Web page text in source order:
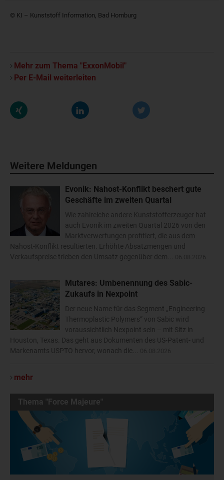
© KI – Kunststoff Information, Bad Homburg
Mehr zum Thema "ExxonMobil"
Per E-Mail weiterleiten
Weitere Meldungen
Evonik: Nahost-Konflikt beschert gute
Geschäfte im zweiten Quartal
Wie zahlreiche andere Kunststofferzeuger hat
auch Evonik im zweiten Quartal 2026 von den
Marktverwerfungen profitiert, die aus dem
Nahost-Konflikt resultierten. Erhöhte Absatzmengen und
Verkaufspreise trieben den Umsatz gegenüber dem...
Mutares: Umbenennung des Sabic-
Zukaufs in Nexpoint
Der neue Name für das Segment „Engineering
Thermoplastic Polymers“ von Sabic wird
voraussichtlich Nexpoint sein – mit Sitz in
Houston, Texas. Das geht aus Dokumenten des US-Patent- und
Markenamts USPTO hervor, wonach die...
mehr
Thema "Force Majeure"